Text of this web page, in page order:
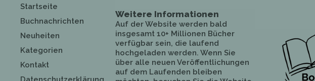
Startseite
Buchnachrichten
Neuheiten
Kategorien
Kontakt
Weitere Informationen
Auf der Website werden bald
insgesamt 10+ Millionen Bücher
verfügbar sein, die laufend
hochgeladen werden. Wenn Sie
über alle neuen Veröffentlichungen
auf dem Laufenden bleiben